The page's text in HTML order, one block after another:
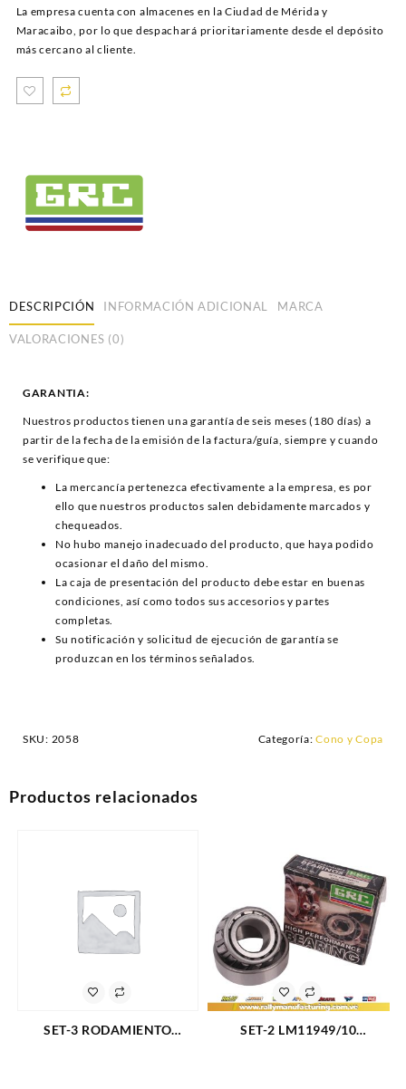
La empresa cuenta con almacenes en la Ciudad de Mérida y
Maracaibo, por lo que despachará prioritariamente desde el depósito
más cercano al cliente.
DESCRIPCIÓN INFORMACIÓN ADICIONAL MARCA
VALORACIONES (0)
GARANTIA:
Nuestros productos tienen una garantía de seis meses (180 días) a
partir de la fecha de la emisión de la factura/guía, siempre y cuando
se verifique que:
La mercancía pertenezca efectivamente a la empresa, es por
ello que nuestros productos salen debidamente marcados y
chequeados.
No hubo manejo inadecuado del producto, que haya podido
ocasionar el daño del mismo.
La caja de presentación del producto debe estar en buenas
condiciones, así como todos sus accesorios y partes
completas.
Su notificación y solicitud de ejecución de garantía se
produzcan en los términos señalados.
SKU: 2058 Categoría:Cono y Copa
Productos relacionados
SET-3 RODAMIENTO
SET-2 LM11949/10